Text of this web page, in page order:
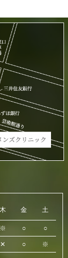
木 金 土
※ ○ ○
✕ ○ ※